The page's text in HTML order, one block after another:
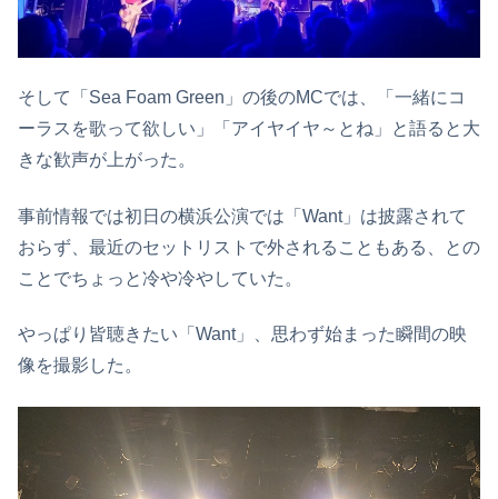
そして「Sea Foam Green」の後のMCでは、「一緒にコ
ーラスを歌って欲しい」「アイヤイヤ～とね」と語ると大
きな歓声が上がった。
事前情報では初日の横浜公演では「Want」は披露されて
おらず、最近のセットリストで外されることもある、との
ことでちょっと冷や冷やしていた。
やっぱり皆聴きたい「Want」、思わず始まった瞬間の映
像を撮影した。